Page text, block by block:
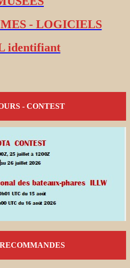
- LOGICIELS
identifiant
- CONTEST